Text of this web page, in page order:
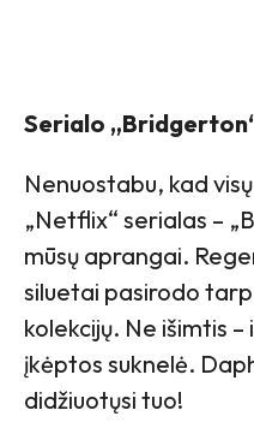
Serialo
Nenuostabu, kad
„Netflix“ serialas –
mūsų aprangai.
siluetai pasirodo tarp
kolekcijų. Ne išimtis
įkėptos suknelė.
didžiuotųsi tuo!